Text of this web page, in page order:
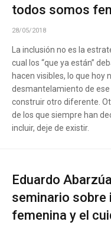
todos somos
28/05/2018
La inclusión no es la
cual los “que ya están”
hacen visibles, lo que hoy
desmantelamiento de
construir otro diferente.
de los que siempre han
incluir, deje de existir.
Eduardo
seminario sobre
femenina y el